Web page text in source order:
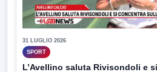
31 LUGLIO 2026
SPORT
L’Avellino saluta Rivisondoli e